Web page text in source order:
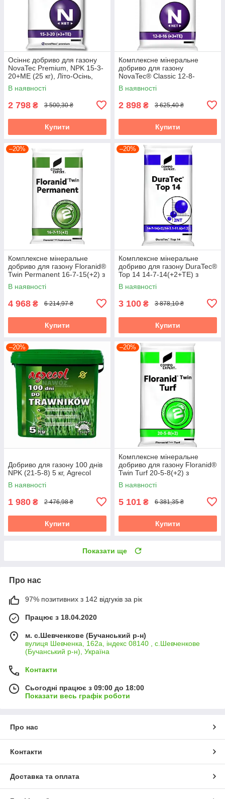
Осіннє добриво для газону
NovaTec Premium, NPK 15-3-
20+МЕ (25 кг), Літо-Осінь,
COMPO EXPERT, Німеччина
В наявності
2 798 ₴ 3 500,30 ₴
Купити
Комплексне мінеральне
добриво для газону
NovaTec® Classic 12-8-
16(+3+TE) з пролонгованою
дією, Осень, 25 кг,
В наявності
2 898 ₴ 3 625,40 ₴
Купити
–20%
Комплексне мінеральне
добриво для газону Floranid®
Twin Permanent 16-7-15(+2) з
пролонгованою дією, 25 кг,
В наявності
4 968 ₴ 6 214,97 ₴
Купити
–20%
Комплексне мінеральне
добриво для газону DuraTec®
Top 14 14-7-14(+2+TE) з
пролонгованою дією, 25 кг,
COMPO
В наявності
3 100 ₴ 3 878,10 ₴
Купити
–20%
Добриво для газону 100 днів
NPK (21-5-8) 5 кг, Agrecol
В наявності
1 980 ₴ 2 476,98 ₴
Купити
–20%
Комплексне мінеральне
добриво для газону Floranid®
Twin Turf 20-5-8(+2) з
пролонгованою дією, 25 кг,
COMPO
В наявності
5 101 ₴ 6 381,35 ₴
Купити
Показати ще
Про нас
97% позитивних з 142 відгуків за рік
Працює з 18.04.2020
м. с.Шевченкове (Бучанський р-н)
вулиця Шевченка, 162а, індекс 08140 , с.Шевченкове
(Бучанський р-н), Україна
Контакти
Сьогодні працює з 09:00 до 18:00
Показати весь графік роботи
Про нас
Контакти
Доставка та оплата